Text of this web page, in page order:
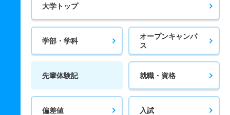
大学トップ
学部・学科
オープンキャンパ
ス
先輩体験記 就職・資格
偏差値 入試